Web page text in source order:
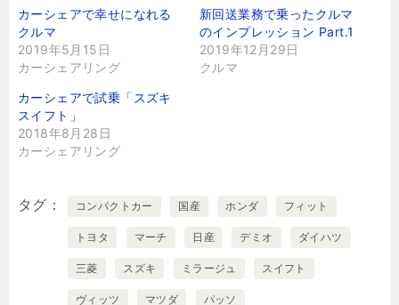
カーシェアで幸せになれる
クルマ
2019年5月15日
カーシェアリング
新回送業務で乗ったクルマ
のインプレッション Part.1
2019年12月29日
クルマ
カーシェアで試乗「スズキ
スイフト」
2018年8月28日
カーシェアリング
タグ コンパクトカー 国産 ホンダ フィット
トヨタ マーチ 日産 デミオ ダイハツ
三菱 スズキ ミラージュ スイフト
ヴィッツ マツダ パッソ